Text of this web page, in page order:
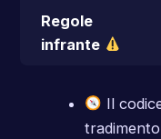
Regole
infrante
Il